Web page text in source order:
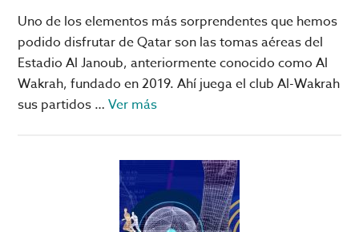
Uno de los elementos más sorprendentes que hemos
podido disfrutar de Qatar son las tomas aéreas del
Estadio Al Janoub, anteriormente conocido como Al
Wakrah, fundado en 2019. Ahí juega el club Al-Wakrah
sus partidos …Ver másacerca
interesantes
del
Estadio